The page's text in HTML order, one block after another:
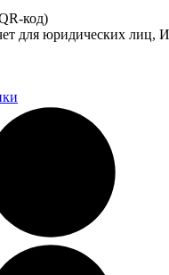
код)
для юридических лиц,